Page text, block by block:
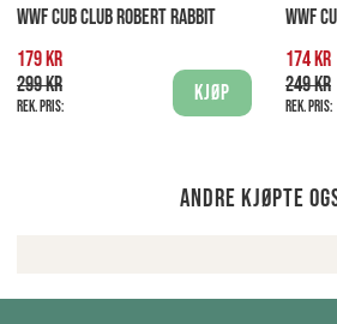
WWF CUB CLUB ROBERT RABBIT
179 kr
299 kr
Rek. pris:
Kjøp
WWF
174 kr
249 kr
Rek. pris:
Andre kjøpte